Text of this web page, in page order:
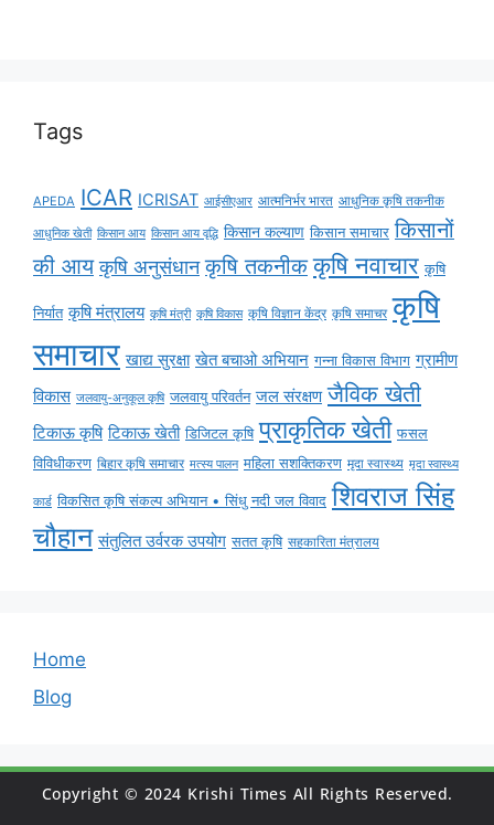
Tags
APEDA ICAR ICRISAT आईसीएआर आत्मनिर्भर भारत आधुनिक कृषि तकनीक
आधुनिक खेती किसान आय किसान आय वृद्धि किसान कल्याण किसान समाचार किसानों
की आय कृषि अनुसंधान कृषि तकनीक कृषि नवाचार कृषि
निर्यात कृषि मंत्रालय कृषि मंत्री कृषि विकास कृषि विज्ञान केंद्र कृषि समाचर कृषि
समाचार खाद्य सुरक्षा खेत बचाओ अभियान गन्ना विकास विभाग ग्रामीण
विकास जलवायु-अनुकूल कृषि जलवायु परिवर्तन जल संरक्षण जैविक खेती
टिकाऊ कृषि टिकाऊ खेती डिजिटल कृषि प्राकृतिक खेती फसल
विविधीकरण बिहार कृषि समाचार मत्स्य पालन महिला सशक्तिकरण मृदा स्वास्थ्य मृदा स्वास्थ्य
कार्ड विकसित कृषि संकल्प अभियान • सिंधु नदी जल विवाद शिवराज सिंह
चौहान संतुलित उर्वरक उपयोग सतत कृषि सहकारिता मंत्रालय
Home
Blog
Copyright © 2024 Krishi Times All Rights Reserved.